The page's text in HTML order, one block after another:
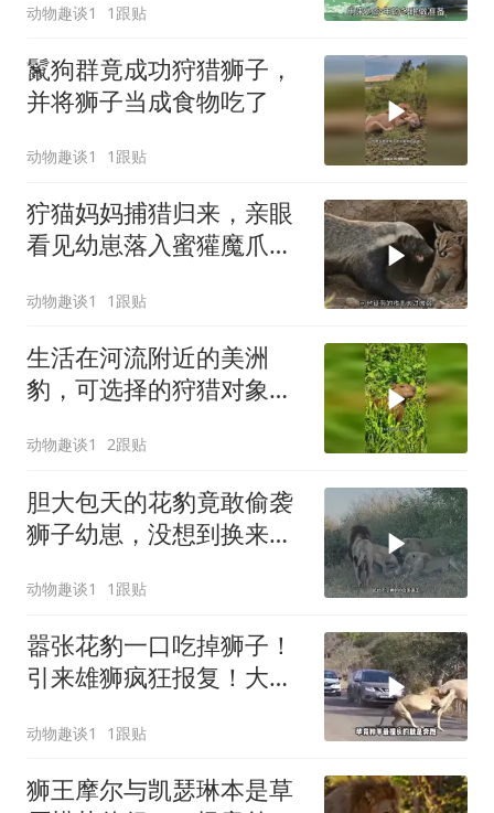
动物趣谈1 1跟贴
鬣狗群竟成功狩猎狮子，
并将狮子当成食物吃了
动物趣谈1 1跟贴
狞猫妈妈捕猎归来，亲眼
看见幼崽落入蜜獾魔爪，
动物趣谈1 1跟贴
生活在河流附近的美洲
豹，可选择的狩猎对象非
动物趣谈1 2跟贴
胆大包天的花豹竟敢偷袭
狮子幼崽，没想到换来狮
动物趣谈1 1跟贴
嚣张花豹一口吃掉狮子！
引来雄狮疯狂报复！大口
动物趣谈1 1跟贴
狮王摩尔与凯瑟琳本是草